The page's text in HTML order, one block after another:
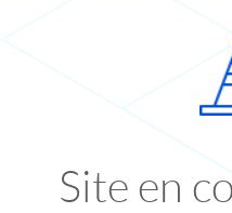
Site en